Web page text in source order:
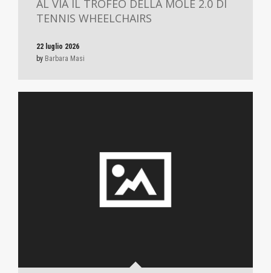
AL VIA IL TROFEO DELLA MOLE 2.0 DI
TENNIS WHEELCHAIRS
22 luglio 2026
by Barbara Masi